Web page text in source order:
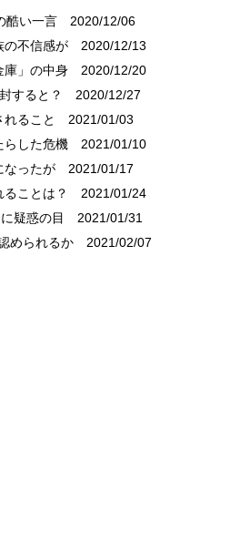
酷い一言 2020/12/06
の不信感が 2020/12/13
庫」の中身 2020/12/20
すると？
2020/12/27
ること
2021/01/03
らした危機 2021/01/10
なったが 2021/01/17
ことは？
2021/01/24
疑惑の目
2021/01/31
められるか 2021/02/07